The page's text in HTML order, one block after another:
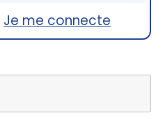
Je me connecte